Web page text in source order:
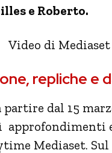
e Roberto.
Video di
repliche e
partire dal 15
Mediaset.